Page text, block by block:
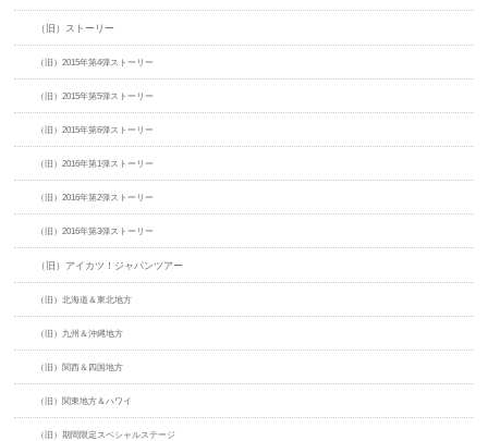
（旧）ストーリー
（旧）2015年第4弾ストーリー
（旧）2015年第5弾ストーリー
（旧）2015年第6弾ストーリー
（旧）2016年第1弾ストーリー
（旧）2016年第2弾ストーリー
（旧）2016年第3弾ストーリー
（旧）アイカツ！ジャパンツアー
（旧）北海道＆東北地方
（旧）九州＆沖縄地方
（旧）関西＆四国地方
（旧）関東地方＆ハワイ
（旧）期間限定スペシャルステージ